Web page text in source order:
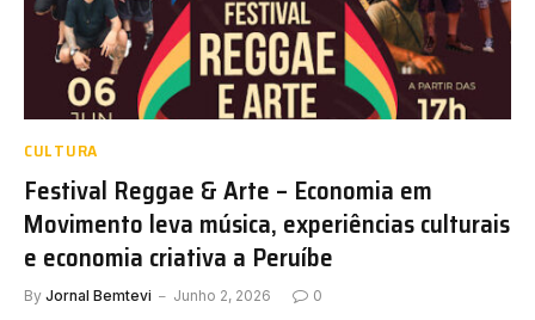
CULTURA
Festival Reggae & Arte – Economia em
Movimento leva música, experiências culturais
e economia criativa a Peruíbe
By Jornal Bemtevi Junho 2, 2026 0